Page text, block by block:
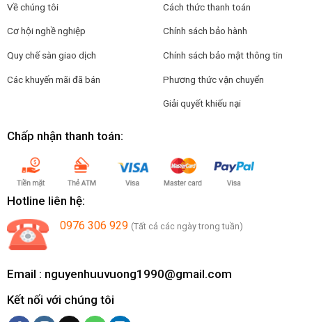
Về chúng tôi
Cơ hội nghề nghiệp
Quy chế sàn giao dịch
Các khuyến mãi đã bán
Cách thức thanh toán
Chính sách bảo hành
Chính sách bảo mật thông tin
Phương thức vận chuyển
Giải quyết khiếu nại
Chấp nhận thanh toán:
Hotline liên hệ:
0976 306 929 (Tất cả các ngày trong tuần)
Email : nguyenhuuvuong1990@gmail.com
Kết nối với chúng tôi